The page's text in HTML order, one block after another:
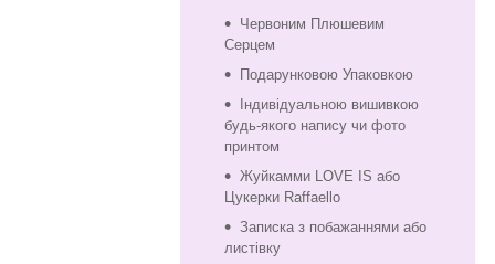
Червоним Плюшевим
Серцем
Подарунковою Упаковкою
Індивідуальною вишивкою
будь-якого напису чи фото
принтом
Жуйкамми LOVE IS або
Цукерки Raffaello
Записка з побажаннями або
листівку